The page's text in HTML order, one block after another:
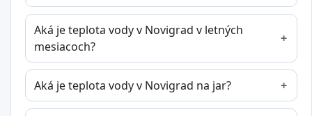
Aká je teplota vody v Novigrad v letných
mesiacoch?
Aká je teplota vody v Novigrad na jar?